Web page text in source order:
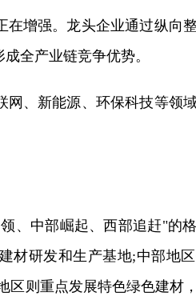
增强。龙头企业通过纵向
全产业链竞争优势。
、新能源、环保科技等领
、中部崛起、西部追赶"的
材研发和生产基地;中部地
则重点发展特色绿色建材